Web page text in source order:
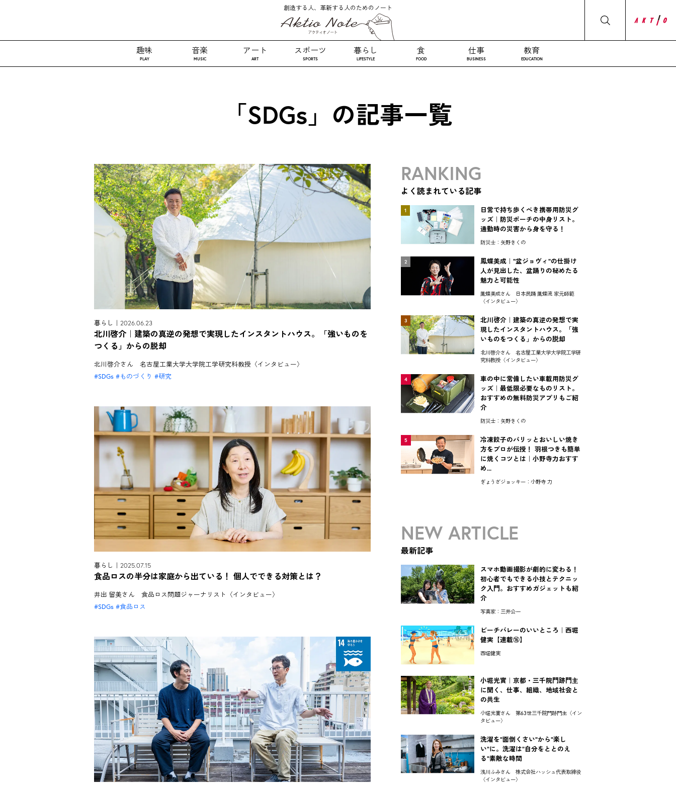
創造する人、革新する人のためのノート
趣味
PLAY
音楽
MUSIC
アート
ART
スポーツ
SPORTS
暮らし
LIFESTYLE
食
FOOD
仕事
BUSINESS
教育
EDUCATION
「SDGs」の記事一覧
暮らし｜2026.06.23
北川啓介｜建築の真逆の発想で実現したインスタントハウス。「強いものを
つくる」からの脱却
北川啓介さん 名古屋工業大学大学院工学研究科教授〈インタビュー〉
SDGs ものづくり 研究
暮らし｜2025.07.15
食品ロスの半分は家庭から出ている！ 個人でできる対策とは？
井出 留美さん 食品ロス問題ジャーナリスト〈インタビュー〉
SDGs 食品ロス
RANKING
よく読まれている記事
1
日常で持ち歩くべき携帯用防災グ
ッズ｜防災ポーチの中身リスト。
通勤時の災害から身を守る！
防災士：矢野きくの
2
鳳蝶美成｜"盆ジョヴィ"の仕掛け
人が見出した、盆踊りの秘めたる
魅力と可能性
鳳蝶美成さん 日本民踊 鳳蝶流 家元師範
〈インタビュー〉
3
北川啓介｜建築の真逆の発想で実
現したインスタントハウス。「強
いものをつくる」からの脱却
北川啓介さん 名古屋工業大学大学院工学研
究科教授〈インタビュー〉
4
車の中に常備したい車載用防災グ
ッズ｜最低限必要なものリスト。
おすすめの無料防災アプリもご紹
介
防災士：矢野きくの
5
冷凍餃子のパリッとおいしい焼き
方をプロが伝授！ 羽根つきも簡単
に焼くコツとは｜小野寺力おすす
め...
ぎょうざジョッキー：小野寺 力
NEW ARTICLE
最新記事
スマホ動画撮影が劇的に変わる！
初心者でもできる小技とテクニッ
ク入門。おすすめガジェットも紹
介
写真家：三井公一
ビーチバレーのいいところ｜西堀
健実【連載⑯】
西堀健実
小堀光實｜京都・三千院門跡門主
に聞く、仕事、組織、地域社会と
の共生
小堀光實さん 第63世三千院門跡門主〈イン
タビュー〉
洗濯を"面倒くさい"から"楽し
い"に。洗濯は"自分をととのえ
る"素敵な時間
浅川ふみさん 株式会社ハッシュ代表取締役
〈インタビュー〉